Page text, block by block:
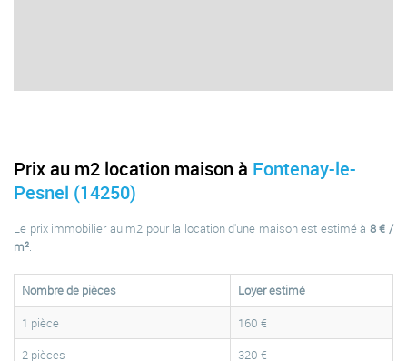
Prix au m2 location maison à Fontenay-le-
Pesnel (14250)
Le prix immobilier au m2 pour la location d'une maison est estimé à 8 € /
m².
Nombre de pièces
Loyer estimé
1 pièce
160 €
2 pièces
320 €